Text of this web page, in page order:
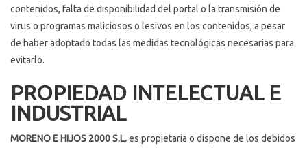
contenidos, falta de disponibilidad del portal o la transmisión de
virus o programas maliciosos o lesivos en los contenidos, a pesar
de haber adoptado todas las medidas tecnológicas necesarias para
evitarlo.
PROPIEDAD INTELECTUAL E
INDUSTRIAL
MORENO E HIJOS 2000 S.L.es propietaria o dispone de los debidos